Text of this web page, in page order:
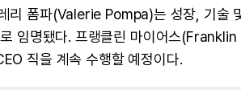
리 폼파(Valerie Pompa)는 성장, 기술
명됐다. 프랭클린 마이어스(Franklin
직을 계속 수행할 예정이다.